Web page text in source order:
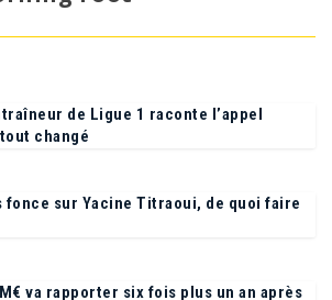
de Ligue 1 raconte l’appel
fonce sur Yacine Titraoui, de quoi faire